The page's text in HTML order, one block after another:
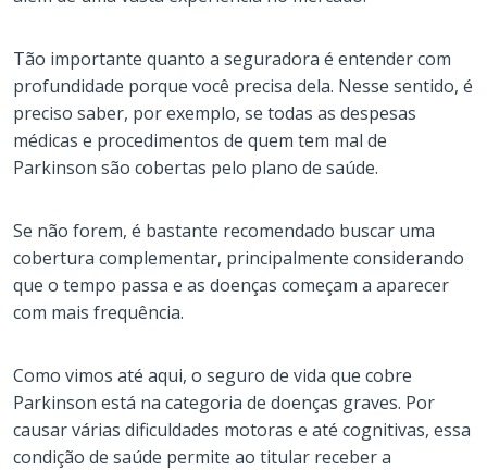
Tão importante quanto a seguradora é entender com
profundidade porque você precisa dela. Nesse sentido, é
preciso saber, por exemplo, se todas as despesas
médicas e procedimentos de quem tem mal de
Parkinson são cobertas pelo plano de saúde.
Se não forem, é bastante recomendado buscar uma
cobertura complementar, principalmente considerando
que o tempo passa e as doenças começam a aparecer
com mais frequência.
Como vimos até aqui, o seguro de vida que cobre
Parkinson está na categoria de doenças graves. Por
causar várias dificuldades motoras e até cognitivas, essa
condição de saúde permite ao titular receber a